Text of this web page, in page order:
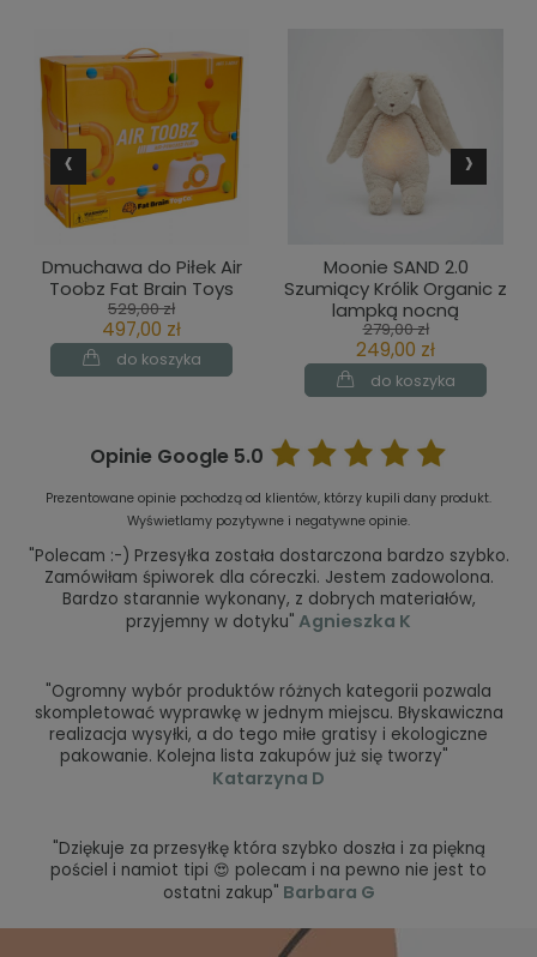
Dmuchawa do Piłek Air
Toobz Fat Brain Toys
529,00 zł
497,00 zł
do koszyka
Moonie SAND 2.0
Szumiący Królik Organic z
lampką nocną
279,00 zł
249,00 zł
do koszyka
‹ ›
Opinie Google5.0
Prezentowane opinie pochodzą od klientów, którzy kupili dany produkt.
Wyświetlamy pozytywne i negatywne opinie.
"Polecam :-) Przesyłka została dostarczona bardzo szybko.
Zamówiłam śpiworek dla córeczki. Jestem zadowolona.
Bardzo starannie wykonany, z dobrych materiałów,
przyjemny w dotyku" Agnieszka K
"Ogromny wybór produktów różnych kategorii pozwala
skompletować wyprawkę w jednym miejscu. Błyskawiczna
realizacja wysyłki, a do tego miłe gratisy i ekologiczne
pakowanie. Kolejna lista zakupów już się tworzy"
Katarzyna D
"Dziękuje za przesyłkę która szybko doszła i za piękną
pościel i namiot tipi 😍 polecam i na pewno nie jest to
ostatni zakup" Barbara G